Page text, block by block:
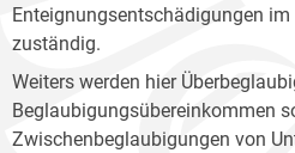
Enteignungsentschädigungen
zuständig.
Weiters werden hier
Beglaubigungsübereinkommen
Zwischenbeglaubigungen von